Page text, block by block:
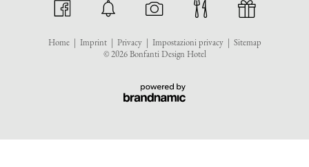
Home| Imprint| Privacy| Impostazioni privacy | Sitemap
© 2026 Bonfanti Design Hotel